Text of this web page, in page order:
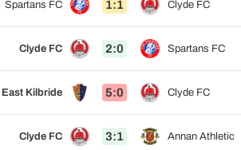
Spartans FC 1:1 Clyde FC
Clyde FC 2:0 Spartans FC
East Kilbride 5:0 Clyde FC
Clyde FC 3:1 Annan Athletic